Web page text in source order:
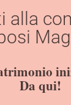
alla
Da qui!